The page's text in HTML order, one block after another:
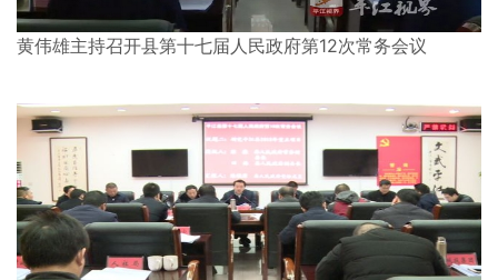
黄伟雄主持召开县第十七届人民政府第12次常务会议